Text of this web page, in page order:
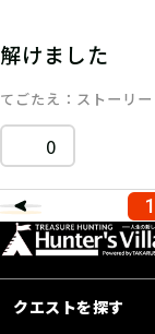
解けました
てごたえ ストーリー
0
1
クエストを探す